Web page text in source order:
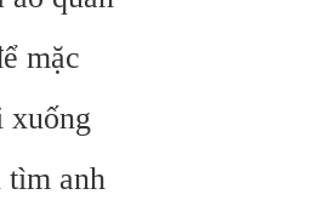
mặc
xuống
tìm anh